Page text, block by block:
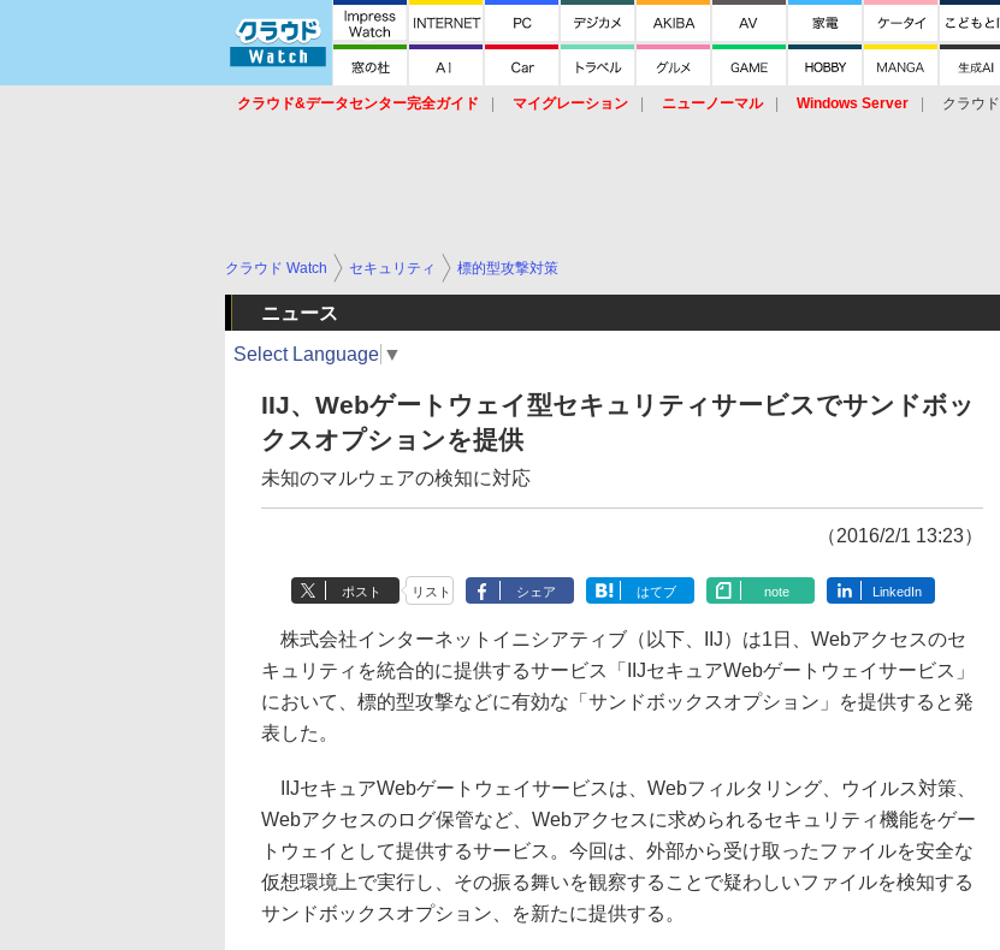
クラウド&データセンター完全ガイド マイグレーション ニューノーマル Windows Server クラウド
クラウド Watch セキュリティ 標的型攻撃対策
ニュース
Select Language ▼
IIJ、Webゲートウェイ型セキュリティサービスでサンドボッ
クスオプションを提供
未知のマルウェアの検知に対応
（2016/2/1 13:23）
ポスト リスト シェア はてブ note LinkedIn
株式会社インターネットイニシアティブ（以下、IIJ）は1日、Webアクセスのセ
キュリティを統合的に提供するサービス「IIJセキュアWebゲートウェイサービス」
において、標的型攻撃などに有効な「サンドボックスオプション」を提供すると発
表した。
IIJセキュアWebゲートウェイサービスは、Webフィルタリング、ウイルス対策、
Webアクセスのログ保管など、Webアクセスに求められるセキュリティ機能をゲー
トウェイとして提供するサービス。今回は、外部から受け取ったファイルを安全な
仮想環境上で実行し、その振る舞いを観察することで疑わしいファイルを検知する
サンドボックスオプション、を新たに提供する。